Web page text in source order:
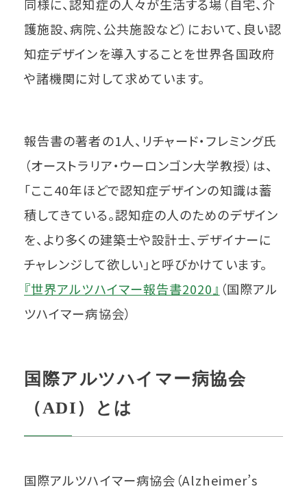
同様に、認知症の人々が生活する場（自宅、介
護施設、病院、公共施設など）において、良い認
知症デザインを導入することを世界各国政府
や諸機関に対して求めています。
報告書の著者の1人、リチャード・フレミング氏
（オーストラリア・ウーロンゴン大学教授）は、
「ここ40年ほどで認知症デザインの知識は蓄
積してきている。認知症の人のためのデザイン
を、より多くの建築士や設計士、デザイナーに
チャレンジして欲しい」と呼びかけています。
『世界アルツハイマー報告書2020』 （国際アル
ツハイマー病協会）
国際アルツハイマー病協会
（ADI）とは
国際アルツハイマー病協会（Alzheimer’s